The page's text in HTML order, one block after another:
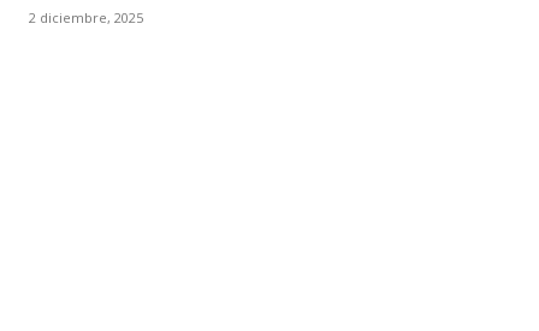
2 diciembre, 2025